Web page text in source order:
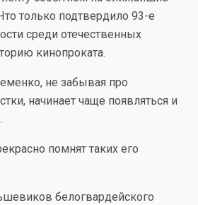
только подтвердило 93-е
среди отечественных
кинопроката.
не забывая про
начинает чаще появляться и
помнят таких его
белогвардейского